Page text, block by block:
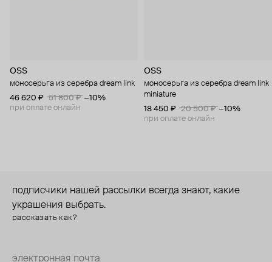
OSS
моносерьга из серебра dream link
46 620 ₽
51 800 ₽ −10%
при оплате онлайн
OSS
моносерьга из серебра dream link
miniature
18 450 ₽
20 500 ₽ −10%
при оплате онлайн
подписчики нашей рассылки всегда знают, какие
украшения выбрать.
рассказать как?